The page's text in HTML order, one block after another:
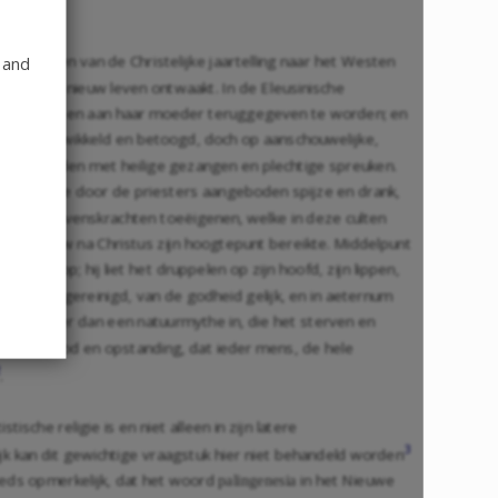
eeuwen van de Christelijke jaartelling naar het Westen
tot nieuw leven ontwaakt. In de Eleusinische
en aan haar moeder teruggegeven te worden; en
ontwikkeld en betoogd, doch op aanschouwelijke,
met heilige gezangen en plechtige spreuken.
van de door de priesters aangeboden spijze en drank,
levenskrachten toeëigenen, welke in deze culten
eeuw na Christus zijn hoogtepunt bereikte. Middelpunt
op; hij liet het druppelen op zijn hoofd, zijn lippen,
hij gereinigd, van de godheid gelijk, en in aeternum
meer dan een natuurmythe in, die het sterven en
van dood en opstanding, dat ieder mens, de hele
.
religie is en niet alleen in zijn latere
kan dit gewichtige vraagstuk hier niet behandeld worden
opmerkelijk, dat het woord palingenesia in het Nieuwe